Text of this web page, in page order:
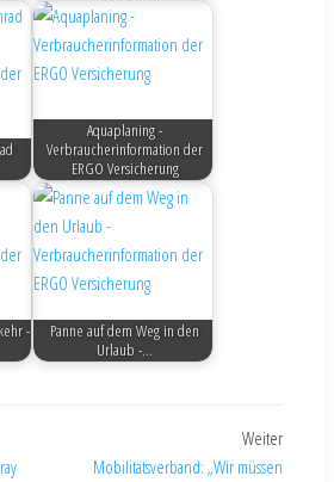
Aquaplaning -
Verbraucherinformation der
ERGO Versicherung
-
Panne auf dem Weg in den
Urlaub -…
Weiter
Mobilitätsverband: „Wir müssen